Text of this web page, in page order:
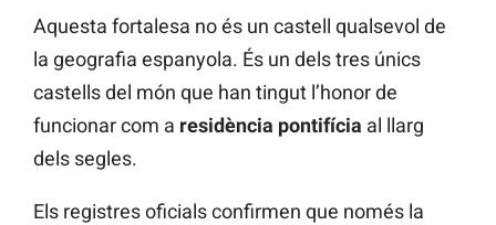
Aquesta fortalesa no és un castell qualsevol de
la geografia espanyola. És un dels tres únics
castells del món que han tingut l’honor de
funcionar com a residència pontifícia al llarg
dels segles.
Els registres oficials confirmen que només la